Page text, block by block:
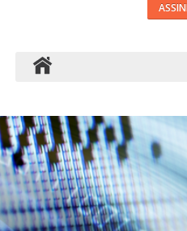
Domínios Blog Suporte